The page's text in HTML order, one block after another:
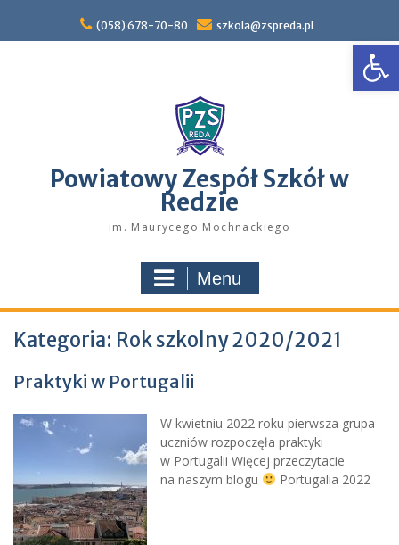
content
(058) 678-70-80 szkola@zspreda.pl
Powiatowy Zespół Szkół w
Redzie
im. Maurycego Mochnackiego
Menu
Kategoria: Rok szkolny 2020/2021
Praktyki w Portugalii
W kwietniu 2022 roku pierwsza grupa
uczniów rozpoczęła praktyki
w Portugalii Więcej przeczytacie
na naszym blogu
Portugalia 2022